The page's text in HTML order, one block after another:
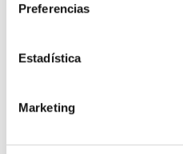
Preferencias
Estadística
Marketing
económicos
Espejos